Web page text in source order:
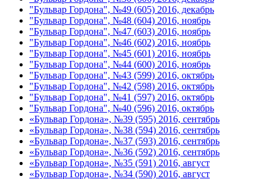
"Бульвар Гордона", №49 (605) 2016, декабрь
"Бульвар Гордона", №48 (604) 2016, ноябрь
"Бульвар Гордона", №47 (603) 2016, ноябрь
"Бульвар Гордона", №46 (602) 2016, ноябрь
"Бульвар Гордона", №45 (601) 2016, ноябрь
"Бульвар Гордона", №44 (600) 2016, ноябрь
"Бульвар Гордона", №43 (599) 2016, октябрь
"Бульвар Гордона", №42 (598) 2016, октябрь
"Бульвар Гордона", №41 (597) 2016, октябрь
"Бульвар Гордона", №40 (596) 2016, октябрь
«Бульвар Гордона», №39 (595) 2016, сентябрь
«Бульвар Гордона», №38 (594) 2016, сентябрь
«Бульвар Гордона», №37 (593) 2016, сентябрь
«Бульвар Гордона», №36 (592) 2016, сентябрь
«Бульвар Гордона», №35 (591) 2016, август
«Бульвар Гордона», №34 (590) 2016, август